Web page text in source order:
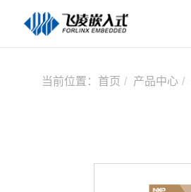
当前位置： 首页 产品中心